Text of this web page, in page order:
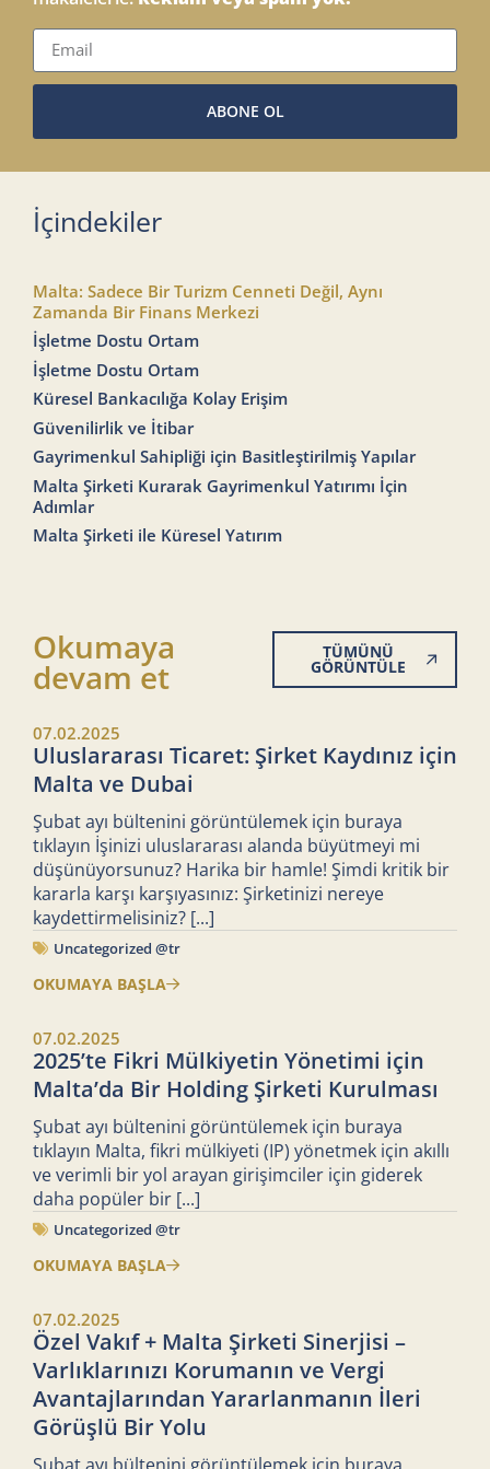
ABONE OL
İçindekiler
Malta: Sadece Bir Turizm Cenneti Değil, Aynı
Zamanda Bir Finans Merkezi
İşletme Dostu Ortam
İşletme Dostu Ortam
Küresel Bankacılığa Kolay Erişim
Güvenilirlik ve İtibar
Gayrimenkul Sahipliği için Basitleştirilmiş Yapılar
Malta Şirketi Kurarak Gayrimenkul Yatırımı İçin
Adımlar
Malta Şirketi ile Küresel Yatırım
Okumaya
devam et
TÜMÜNÜ
GÖRÜNTÜLE
07.02.2025
Uluslararası Ticaret: Şirket Kaydınız için
Malta ve Dubai
Şubat ayı bültenini görüntülemek için buraya
tıklayın İşinizi uluslararası alanda büyütmeyi mi
düşünüyorsunuz? Harika bir hamle! Şimdi kritik bir
kararla karşı karşıyasınız: Şirketinizi nereye
kaydettirmelisiniz? [...]
Uncategorized @tr
OKUMAYA BAŞLA
07.02.2025
2025’te Fikri Mülkiyetin Yönetimi için
Malta’da Bir Holding Şirketi Kurulması
Şubat ayı bültenini görüntülemek için buraya
tıklayın Malta, fikri mülkiyeti (IP) yönetmek için akıllı
ve verimli bir yol arayan girişimciler için giderek
daha popüler bir [...]
Uncategorized @tr
OKUMAYA BAŞLA
07.02.2025
Özel Vakıf + Malta Şirketi Sinerjisi –
Varlıklarınızı Korumanın ve Vergi
Avantajlarından Yararlanmanın İleri
Görüşlü Bir Yolu
Şubat ayı bültenini görüntülemek için buraya